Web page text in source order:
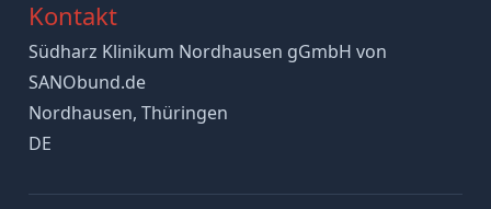
Kontakt
Südharz Klinikum Nordhausen gGmbH von
SANObund.de
Nordhausen, Thüringen
DE